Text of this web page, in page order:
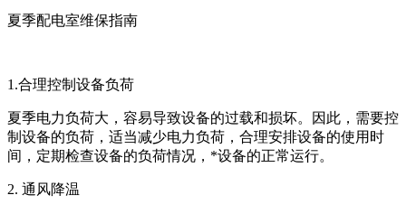
夏季配电室维保指南
1.合理控制设备负荷
夏季电力负荷大，容易导致设备的过载和损坏。因此，需要控
制设备的负荷，适当减少电力负荷，合理安排设备的使用时
间，定期检查设备的负荷情况，*设备的正常运行。
2. 通风降温